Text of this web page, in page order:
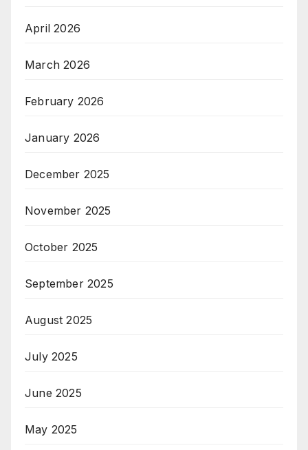
April 2026
March 2026
February 2026
January 2026
December 2025
November 2025
October 2025
September 2025
August 2025
July 2025
June 2025
May 2025